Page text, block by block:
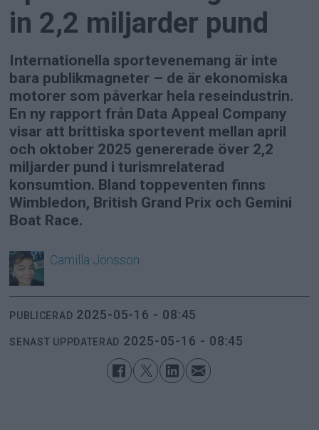
in 2,2 miljarder pund
Internationella sportevenemang är inte
bara publikmagneter – de är ekonomiska
motorer som påverkar hela reseindustrin.
En ny rapport från Data Appeal Company
visar att brittiska sportevent mellan april
och oktober 2025 genererade över 2,2
miljarder pund i turismrelaterad
konsumtion. Bland toppeventen finns
Wimbledon, British Grand Prix och Gemini
Boat Race.
Camilla Jonsson
PUBLICERAD 2025-05-16 - 08:45
SENAST UPPDATERAD 2025-05-16 - 08:45